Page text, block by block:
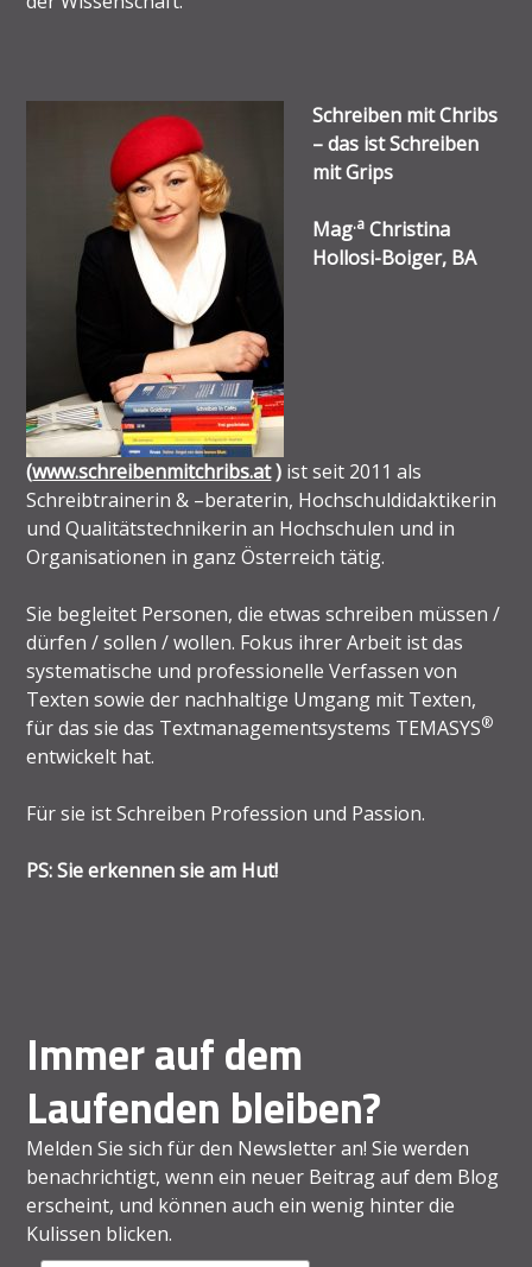
Schreiben mit Chribs
– das ist Schreiben
mit Grips
Mag.a Christina
Hollosi-Boiger, BA
(www.schreibenmitchribs.at) ist seit 2011 als
Schreibtrainerin & –beraterin, Hochschuldidaktikerin
und Qualitätstechnikerin an Hochschulen und in
Organisationen in ganz Österreich tätig.
Sie begleitet Personen, die etwas schreiben müssen /
dürfen / sollen / wollen. Fokus ihrer Arbeit ist das
systematische und professionelle Verfassen von
Texten sowie der nachhaltige Umgang mit Texten,
für das sie das Textmanagementsystems TEMASYS®
entwickelt hat.
Für sie ist Schreiben Profession und Passion.
PS: Sie erkennen sie am Hut!
Immer auf dem
Laufenden bleiben?
Melden Sie sich für den Newsletter an! Sie werden
benachrichtigt, wenn ein neuer Beitrag auf dem Blog
erscheint, und können auch ein wenig hinter die
Kulissen blicken.